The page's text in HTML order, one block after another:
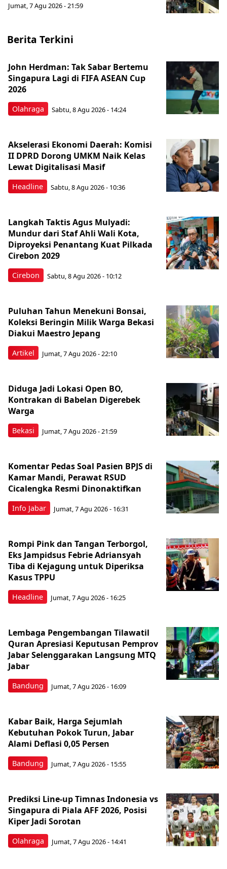
Jumat, 7 Agu 2026 - 21:59
Berita Terkini
Olahraga
John Herdman: Tak Sabar Bertemu
Singapura Lagi di FIFA ASEAN Cup
2026
Sabtu, 8 Agu 2026 - 14:24
Headline
Akselerasi Ekonomi Daerah: Komisi
II DPRD Dorong UMKM Naik Kelas
Lewat Digitalisasi Masif
Sabtu, 8 Agu 2026 - 10:36
Cirebon
Langkah Taktis Agus Mulyadi:
Mundur dari Staf Ahli Wali Kota,
Diproyeksi Penantang Kuat Pilkada
Cirebon 2029
Sabtu, 8 Agu 2026 - 10:12
Artikel
Puluhan Tahun Menekuni Bonsai,
Koleksi Beringin Milik Warga Bekasi
Diakui Maestro Jepang
Jumat, 7 Agu 2026 - 22:10
Bekasi
Diduga Jadi Lokasi Open BO,
Kontrakan di Babelan Digerebek
Warga
Jumat, 7 Agu 2026 - 21:59
Info Jabar
Komentar Pedas Soal Pasien BPJS di
Kamar Mandi, Perawat RSUD
Cicalengka Resmi Dinonaktifkan
Jumat, 7 Agu 2026 - 16:31
Headline
Rompi Pink dan Tangan Terborgol,
Eks Jampidsus Febrie Adriansyah
Tiba di Kejagung untuk Diperiksa
Kasus TPPU
Jumat, 7 Agu 2026 - 16:25
Bandung
Lembaga Pengembangan Tilawatil
Quran Apresiasi Keputusan Pemprov
Jabar Selenggarakan Langsung MTQ
Jabar
Jumat, 7 Agu 2026 - 16:09
Bandung
Kabar Baik, Harga Sejumlah
Kebutuhan Pokok Turun, Jabar
Alami Deflasi 0,05 Persen
Jumat, 7 Agu 2026 - 15:55
Olahraga
Prediksi Line-up Timnas Indonesia vs
Singapura di Piala AFF 2026, Posisi
Kiper Jadi Sorotan
Jumat, 7 Agu 2026 - 14:41